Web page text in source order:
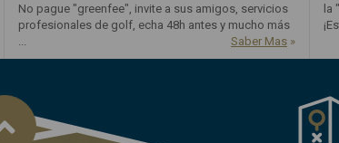
No pague "greenfee", invite a sus amigos, servicios
profesionales de golf, echa 48h antes y mucho más
...
Saber Mas »
la